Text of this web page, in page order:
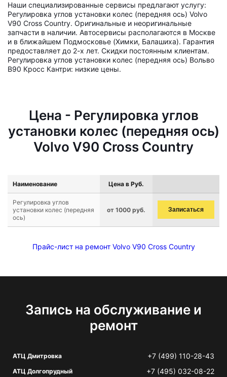
Наши специализированные сервисы предлагают услугу:
Регулировка углов установки колес (передняя ось) Volvo
V90 Cross Country. Оригинальные и неоригинальные
запчасти в наличии. Автосервисы располагаются в Москве
и в ближайшем Подмосковье (Химки, Балашиха). Гарантия
предоставляет до 2-х лет. Скидки постоянным клиентам.
Регулировка углов установки колес (передняя ось) Вольво
В90 Кросс Кантри: низкие цены.
Цена - Регулировка углов
установки колес (передняя ось)
Volvo V90 Cross Country
Наименование Цена в Руб.
Регулировка углов
установки колес (передняя
ось)
от 1000 руб. Записаться
Прайс-лист на ремонт Volvo V90 Cross Country
Запись на обслуживание и
ремонт
АТЦ Дмитровка +7 (499) 110-28-43
АТЦ Долгопрудный +7 (495) 032-08-22